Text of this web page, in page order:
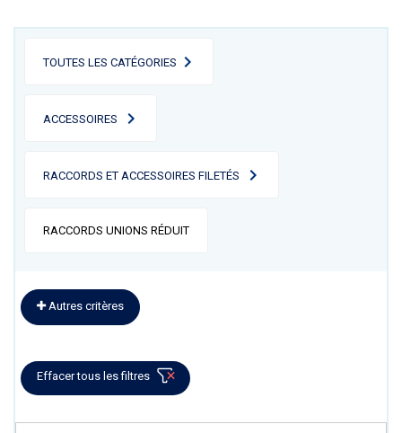
TOUTES LES CATÉGORIES
ACCESSOIRES
RACCORDS ET ACCESSOIRES FILETÉS
RACCORDS UNIONS RÉDUIT
Autres critères
Effacer tous les filtres